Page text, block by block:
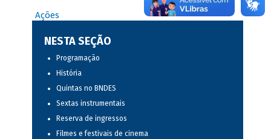
Ações
NESTA SEÇÃO
Programação
História
Quintas no BNDES
Sextas instrumentais
Reserva de ingressos
Filmes e festivais de cinema